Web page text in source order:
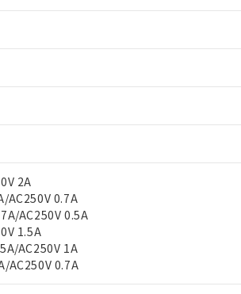
2A
AC250V 0.7A
AC250V 0.5A
1.5A
AC250V 1A
AC250V 0.7A